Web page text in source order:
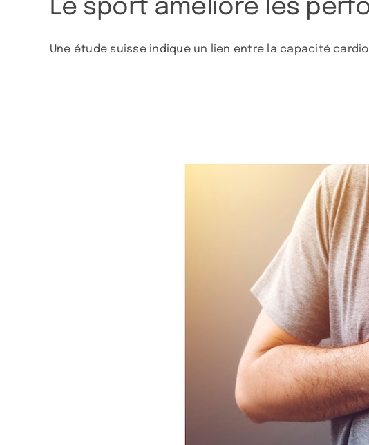
Le sport améliore les
Une étude suisse indique un lien entre la capacité